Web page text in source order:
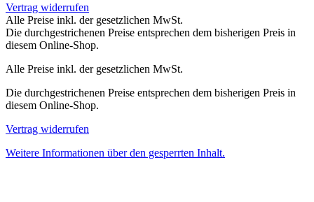
Vertrag widerrufen
Alle Preise inkl. der gesetzlichen MwSt.
Die durchgestrichenen Preise entsprechen dem bisherigen Preis in
diesem Online-Shop.
Alle Preise inkl. der gesetzlichen MwSt.
Die durchgestrichenen Preise entsprechen dem bisherigen Preis in
diesem Online-Shop.
Vertrag widerrufen
Weitere Informationen über den gesperrten Inhalt.